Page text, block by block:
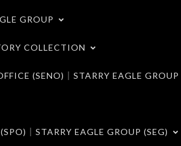
GROUP
COLLECTION
(SENO)｜STARRY EAGLE GROUP
｜STARRY EAGLE GROUP (SEG)